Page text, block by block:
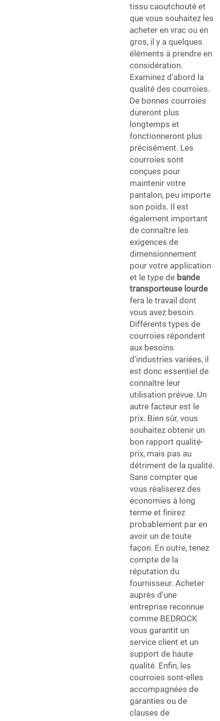
tissu caoutchouté et
que vous souhaitez les
acheter en vrac ou en
gros, il y a quelques
éléments à prendre en
considération.
Examinez d'abord la
qualité des courroies.
De bonnes courroies
dureront plus
longtemps et
fonctionneront plus
précisément. Les
courroies sont
conçues pour
maintenir votre
pantalon, peu importe
son poids. Il est
également important
de connaître les
exigences de
dimensionnement
pour votre application
et le type de bande
transporteuse lourde
fera le travail dont
vous avez besoin.
Différents types de
courroies répondent
aux besoins
d'industries variées, il
est donc essentiel de
connaître leur
utilisation prévue. Un
autre facteur est le
prix. Bien sûr, vous
souhaitez obtenir un
bon rapport qualité-
prix, mais pas au
détriment de la qualité.
Sans compter que
vous réaliserez des
économies à long
terme et finirez
probablement par en
avoir un de toute
façon. En outre, tenez
compte de la
réputation du
fournisseur. Acheter
auprès d'une
entreprise reconnue
comme BEDROCK
vous garantit un
service client et un
support de haute
qualité. Enfin, les
courroies sont-elles
accompagnées de
garanties ou de
clauses de